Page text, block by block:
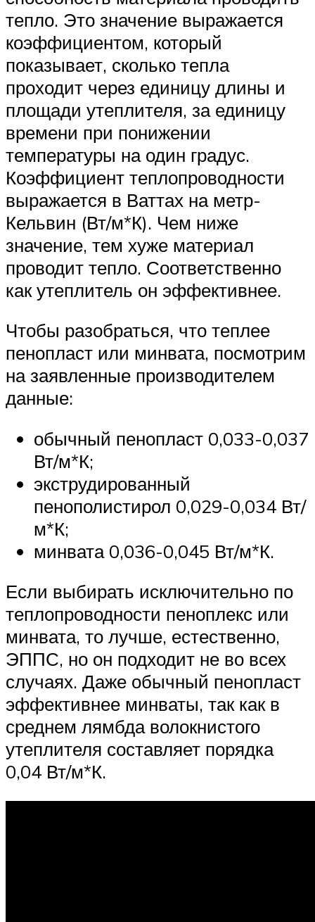
тепло. Это значение выражается
коэффициентом, который
показывает, сколько тепла
проходит через единицу длины и
площади утеплителя, за единицу
времени при понижении
температуры на один градус.
Коэффициент теплопроводности
выражается в Ваттах на метр-
Кельвин (Вт/м*К). Чем ниже
значение, тем хуже материал
проводит тепло. Соответственно
как утеплитель он эффективнее.
Чтобы разобраться, что теплее
пенопласт или минвата, посмотрим
на заявленные производителем
данные:
обычный пенопласт 0,033-0,037
Вт/м*К;
экструдированный
пенополистирол 0,029-0,034 Вт/
м*К;
минвата 0,036-0,045 Вт/м*К.
Если выбирать исключительно по
теплопроводности пеноплекс или
минвата, то лучше, естественно,
ЭППС, но он подходит не во всех
случаях. Даже обычный пенопласт
эффективнее минваты, так как в
среднем лямбда волокнистого
утеплителя составляет порядка
0,04 Вт/м*К.